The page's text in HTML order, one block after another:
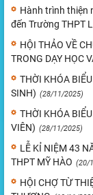
Hành trình thiện
đến Trường THPT
HỘI THẢO VỀ
TRONG DẠY HỌC
THỜI KHÓA
SINH) (28/11/2025)
THỜI KHÓA
VIÊN) (28/11/2025)
LỄ KỈ NIỆM 43
THPT MỸ HÀO (20/
HỘI CHỢ TỪ